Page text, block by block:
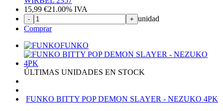
15,99 €21.00% IVA
- + unidad
Comprar
FUNKO
ÚLTIMAS UNIDADES EN STOCK
FUNKO BITTY POP DEMON SLAYER - NEZUKO 4PK